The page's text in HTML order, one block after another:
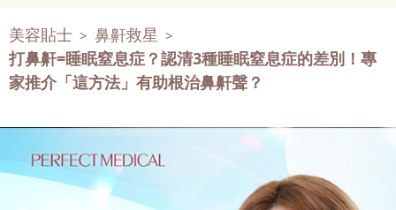
美容貼士 > 鼻鼾救星 >
打鼻鼾=睡眠窒息症？認清3種睡眠窒息症的差別！專
家推介「這方法」有助根治鼻鼾聲？